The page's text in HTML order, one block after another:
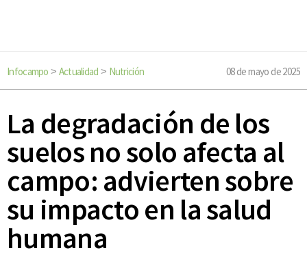
Infocampo > Actualidad > Nutrición 08 de mayo de 2025
La degradación de los
suelos no solo afecta al
campo: advierten sobre
su impacto en la salud
humana